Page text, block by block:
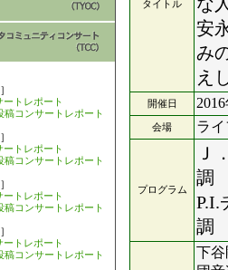
ートレポート
稿コンサートレポート
ートレポート
稿コンサートレポート
ートレポート
稿コンサートレポート
ートレポート
稿コンサートレポート
タイトル
安
み
え
開催日
会場 ラ
プログラム
Ｊ
調
調
下